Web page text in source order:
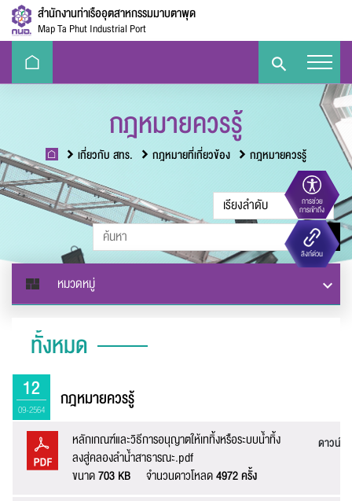
สำนักงานท่าเรืออุตสาหกรรมมาบตาพุด
Map Ta Phut Industrial Port
ขนาดตัวอักษร
ความตัดกันของสี
การช่วย
การเข้าถึง
Eco-
Challenge
e-Library Handbook E-PP ลิงก์ด่วน
กฎหมายควรรู้
เกี่ยวกับ สทร. กฎหมายที่เกี่ยวข้อง กฎหมายควรรู้
หมวดหมู่
ทั้งหมด
12
09-2564 กฎหมายควรรู้
หลักเกณฑ์และวิธีการอนุญาตให้เททิ้งหรือระบบน้ำทิ้ง
ลงสู่คลองลําน้ําสาธารณะ.pdf
ขนาด703 KB จำนวนดาวโหลด4972 ครั้ง
ดาวน์โ